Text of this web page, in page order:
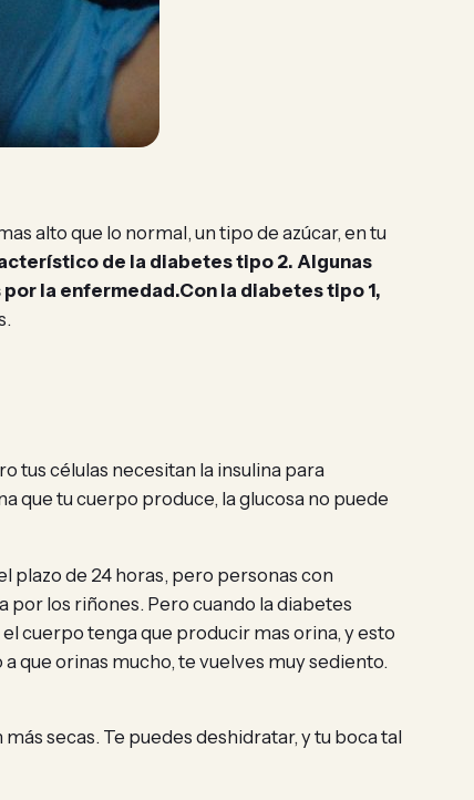
alto que lo normal, un tipo de azúcar, en tu
de la diabetes tipo 2. Algunas
por la enfermedad.Con la diabetes tipo 1,
tus células necesitan la insulina para
que tu cuerpo produce, la glucosa no puede
plazo de 24 horas, pero personas con
por los riñones. Pero cuando la diabetes
cuerpo tenga que producir mas orina, y esto
que orinas mucho, te vuelves muy sediento.
secas. Te puedes deshidratar, y tu boca tal